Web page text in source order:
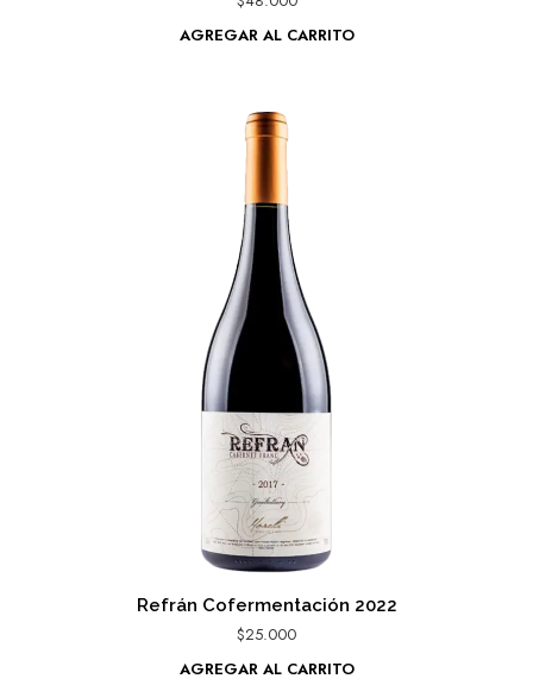
AGREGAR AL CARRITO
Refrán Cofermentación 2022
$25.000
AGREGAR AL CARRITO